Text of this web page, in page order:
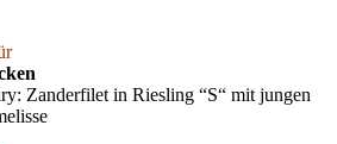
Zanderfilet in Riesling “S“ mit jungen